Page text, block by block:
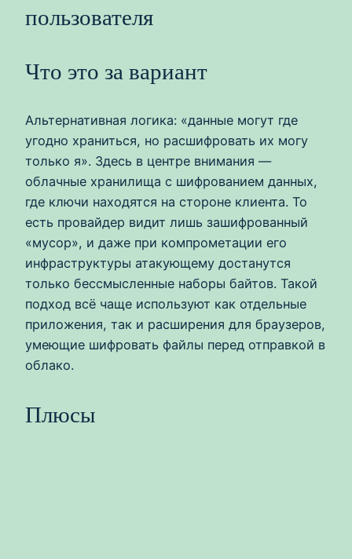
пользователя
Что это за вариант
Альтернативная логика: «данные могут где
угодно храниться, но расшифровать их могу
только я». Здесь в центре внимания —
облачные хранилища с шифрованием данных,
где ключи находятся на стороне клиента. То
есть провайдер видит лишь зашифрованный
«мусор», и даже при компрометации его
инфраструктуры атакующему достанутся
только бессмысленные наборы байтов. Такой
подход всё чаще используют как отдельные
приложения, так и расширения для браузеров,
умеющие шифровать файлы перед отправкой в
облако.
Плюсы